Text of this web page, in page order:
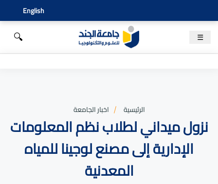
English
☰
🔍
الرئيسية اخبار الجامعة
نزول ميداني لطلاب نظم المعلومات
الإدارية إلى مصنع لوجينا للمياه
المعدنية